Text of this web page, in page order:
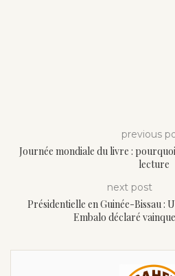
previous
Journée mondiale du livre :
lecture
next post
Présidentielle en Guinée-Bissau :
Embalo déclaré